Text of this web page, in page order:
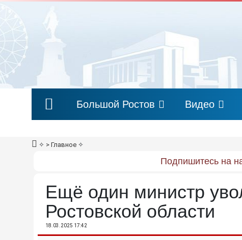
Большой Ростов Видео
✧ > Главное ✧
Подпишитесь на
Ещё один министр
Ростовской области
18.03.2025 17:42